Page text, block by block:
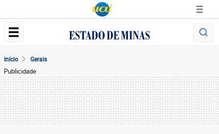
Início Gerais
Publicidade